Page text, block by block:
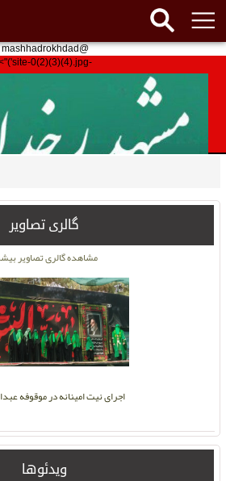
@mashhadrokhdad
-site-0(2)(3)(4).jpg')">
گالری تصاویر
اجرای نیت امینانه در موقوفه
مشاهده گالری تصاویر
ویدئوها